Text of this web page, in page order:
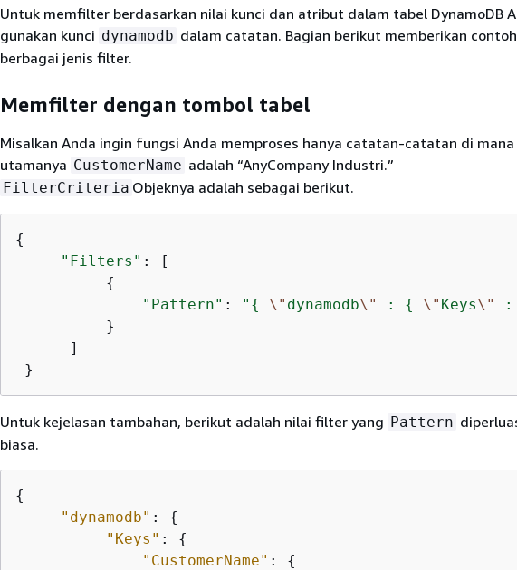
Untuk memfilter berdasarkan nilai kunci dan atribut dalam tabel DynamoDB
gunakan kunci dynamodb dalam catatan. Bagian berikut memberikan
berbagai jenis filter.
Memfilter dengan tombol tabel
Misalkan Anda ingin fungsi Anda memproses hanya catatan-catatan di mana
utamanya CustomerName adalah “AnyCompany Industri.”
FilterCriteria Objeknya adalah sebagai berikut.
{
"Filters" : [
{
"Pattern" : " { \" dynamodb\" : { \" Keys\" :
          }
      ]
}
Untuk kejelasan tambahan, berikut adalah nilai filter yang Pattern
biasa.
{
"dynamodb" : {
"Keys" : {
"CustomerName" : {